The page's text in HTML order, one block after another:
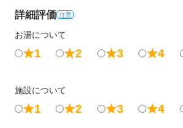
詳細評価 任意
お湯について
★1 ★2 ★3 ★4
施設について
★1 ★2 ★3 ★4